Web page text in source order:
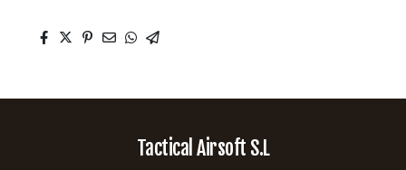
Tactical Airsoft S.L